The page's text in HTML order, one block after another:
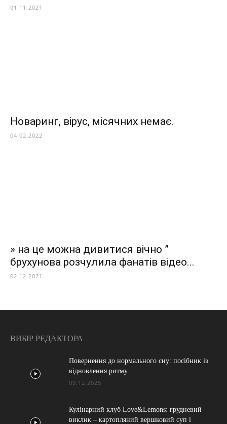
01.11.2021
Новаринг, вірус, місячних немає.
04.02.2022
» на це можна дивитися вічно ”
брухунова розчулила фанатів відео...
02.12.2021
ВИБІР РЕДАКТОРА
Повернення до нормального сну: посібник із
відновлення ритму
09.12.2025
Кулінарний клуб Love&Lemons: грудневий
виклик – картопляний вершковий суп і